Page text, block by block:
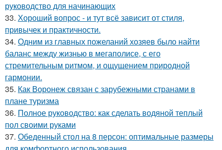
руководство для начинающих
33. Хороший вопрос - и тут всё зависит от стиля,
привычек и практичности.
34. Одним из главных пожеланий хозяев было найти
баланс между жизнью в мегаполисе, с его
стремительным ритмом, и ощущением природной
гармонии.
35. Как Воронеж связан с зарубежными странами в
плане туризма
36. Полное руководство: как сделать водяной теплый
пол своими руками
37. Обеденный стол на 8 персон: оптимальные размеры